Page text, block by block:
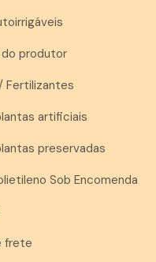
produtor
Fertilizantes
artificiais
preservadas
Sob Encomenda
frete